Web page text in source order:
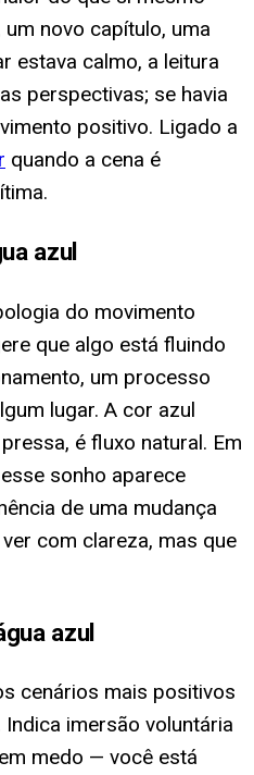
novo capítulo, uma
estava calmo, a leitura
perspectivas; se havia
positivo. Ligado a
quando a cena é
azul
do movimento
que algo está fluindo
um processo
lugar. A cor azul
é fluxo natural. Em
sonho aparece
de uma mudança
com clareza, mas que
azul
cenários mais positivos
imersão voluntária
medo — você está